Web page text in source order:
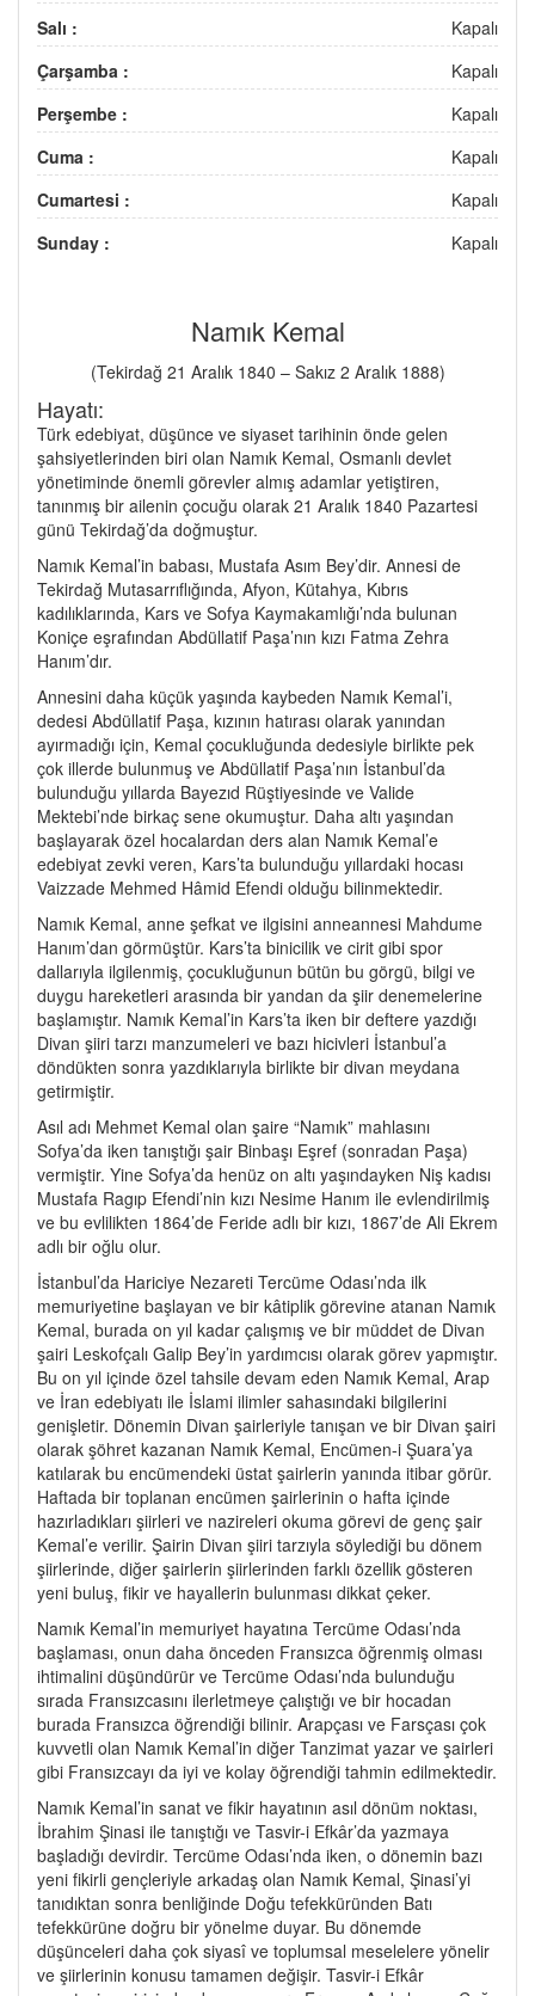
Salı :
Kapalı
Çarşamba :
Kapalı
Perşembe :
Kapalı
Cuma :
Kapalı
Cumartesi :
Kapalı
Sunday :
Kapalı
Namık Kemal
(Tekirdağ 21 Aralık 1840 – Sakız 2 Aralık 1888)
Hayatı:
Türk edebiyat, düşünce ve siyaset tarihinin önde gelen
şahsiyetlerinden biri olan Namık Kemal, Osmanlı devlet
yönetiminde önemli görevler almış adamlar yetiştiren,
tanınmış bir ailenin çocuğu olarak 21 Aralık 1840 Pazartesi
günü Tekirdağ’da doğmuştur.
Namık Kemal’in babası, Mustafa Asım Bey’dir. Annesi de
Tekirdağ Mutasarrıflığında, Afyon, Kütahya, Kıbrıs
kadılıklarında, Kars ve Sofya Kaymakamlığı’nda bulunan
Koniçe eşrafından Abdüllatif Paşa’nın kızı Fatma Zehra
Hanım’dır.
Annesini daha küçük yaşında kaybeden Namık Kemal’i,
dedesi Abdüllatif Paşa, kızının hatırası olarak yanından
ayırmadığı için, Kemal çocukluğunda dedesiyle birlikte pek
çok illerde bulunmuş ve Abdüllatif Paşa’nın İstanbul’da
bulunduğu yıllarda Bayezıd Rüştiyesinde ve Valide
Mektebi’nde birkaç sene okumuştur. Daha altı yaşından
başlayarak özel hocalardan ders alan Namık Kemal’e
edebiyat zevki veren, Kars’ta bulunduğu yıllardaki hocası
Vaizzade Mehmed Hâmid Efendi olduğu bilinmektedir.
Namık Kemal, anne şefkat ve ilgisini anneannesi Mahdume
Hanım’dan görmüştür. Kars’ta binicilik ve cirit gibi spor
dallarıyla ilgilenmiş, çocukluğunun bütün bu görgü, bilgi ve
duygu hareketleri arasında bir yandan da şiir denemelerine
başlamıştır. Namık Kemal’in Kars’ta iken bir deftere yazdığı
Divan şiiri tarzı manzumeleri ve bazı hicivleri İstanbul’a
döndükten sonra yazdıklarıyla birlikte bir divan meydana
getirmiştir.
Asıl adı Mehmet Kemal olan şaire “Namık” mahlasını
Sofya’da iken tanıştığı şair Binbaşı Eşref (sonradan Paşa)
vermiştir. Yine Sofya’da henüz on altı yaşındayken Niş kadısı
Mustafa Ragıp Efendi’nin kızı Nesime Hanım ile evlendirilmiş
ve bu evlilikten 1864’de Feride adlı bir kızı, 1867’de Ali Ekrem
adlı bir oğlu olur.
İstanbul’da Hariciye Nezareti Tercüme Odası’nda ilk
memuriyetine başlayan ve bir kâtiplik görevine atanan Namık
Kemal, burada on yıl kadar çalışmış ve bir müddet de Divan
şairi Leskofçalı Galip Bey’in yardımcısı olarak görev yapmıştır.
Bu on yıl içinde özel tahsile devam eden Namık Kemal, Arap
ve İran edebiyatı ile İslami ilimler sahasındaki bilgilerini
genişletir. Dönemin Divan şairleriyle tanışan ve bir Divan şairi
olarak şöhret kazanan Namık Kemal, Encümen-i Şuara’ya
katılarak bu encümendeki üstat şairlerin yanında itibar görür.
Haftada bir toplanan encümen şairlerinin o hafta içinde
hazırladıkları şiirleri ve nazireleri okuma görevi de genç şair
Kemal’e verilir. Şairin Divan şiiri tarzıyla söylediği bu dönem
şiirlerinde, diğer şairlerin şiirlerinden farklı özellik gösteren
yeni buluş, fikir ve hayallerin bulunması dikkat çeker.
Namık Kemal’in memuriyet hayatına Tercüme Odası’nda
başlaması, onun daha önceden Fransızca öğrenmiş olması
ihtimalini düşündürür ve Tercüme Odası’nda bulunduğu
sırada Fransızcasını ilerletmeye çalıştığı ve bir hocadan
burada Fransızca öğrendiği bilinir. Arapçası ve Farsçası çok
kuvvetli olan Namık Kemal’in diğer Tanzimat yazar ve şairleri
gibi Fransızcayı da iyi ve kolay öğrendiği tahmin edilmektedir.
Namık Kemal’in sanat ve fikir hayatının asıl dönüm noktası,
İbrahim Şinasi ile tanıştığı ve Tasvir-i Efkâr’da yazmaya
başladığı devirdir. Tercüme Odası’nda iken, o dönemin bazı
yeni fikirli gençleriyle arkadaş olan Namık Kemal, Şinasi’yi
tanıdıktan sonra benliğinde Doğu tefekküründen Batı
tefekkürüne doğru bir yönelme duyar. Bu dönemde
düşünceleri daha çok siyasî ve toplumsal meselelere yönelir
ve şiirlerinin konusu tamamen değişir. Tasvir-i Efkâr